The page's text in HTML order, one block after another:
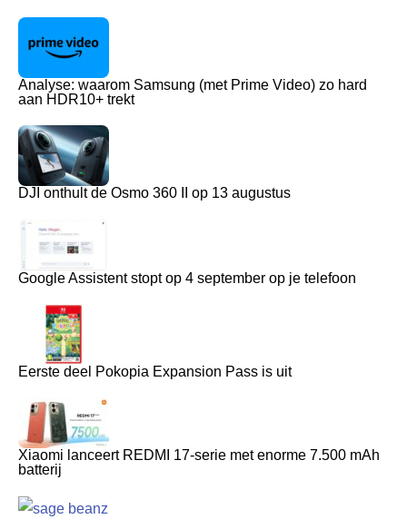
Analyse: waarom Samsung (met Prime Video) zo hard
aan HDR10+ trekt
DJI onthult de Osmo 360 II op 13 augustus
Google Assistent stopt op 4 september op je telefoon
Eerste deel Pokopia Expansion Pass is uit
Xiaomi lanceert REDMI 17-serie met enorme 7.500 mAh
batterij